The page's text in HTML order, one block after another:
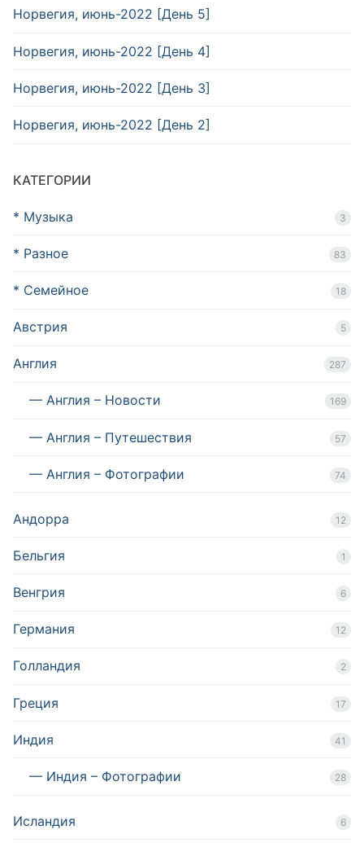
Норвегия, июнь-2022 [День 5]
Норвегия, июнь-2022 [День 4]
Норвегия, июнь-2022 [День 3]
Норвегия, июнь-2022 [День 2]
КАТЕГОРИИ
* Музыка 3
* Разное 83
* Семейное 18
Австрия 5
Англия 287
— Англия – Новости 169
— Англия – Путешествия 57
— Англия – Фотографии 74
Андорра 12
Бельгия 1
Венгрия 6
Германия 12
Голландия 2
Греция 17
Индия 41
— Индия – Фотографии 28
Исландия 6